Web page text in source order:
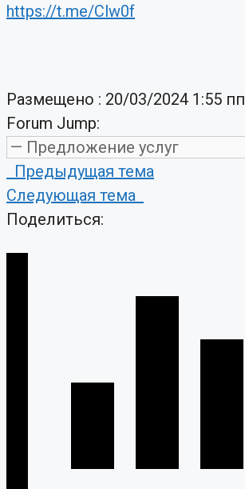
https://t.me/Clw0f
Размещено : 20/03/2024 1:55 пп
Forum Jump:
Предыдущая тема
Следующая тема
Поделиться: